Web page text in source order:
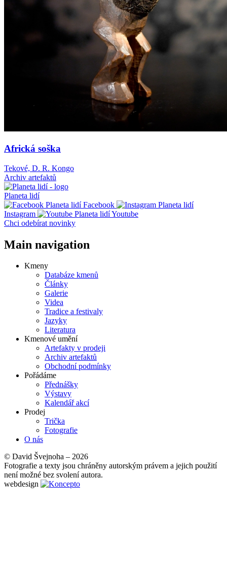
Africká soška
Tekové, D. R. Kongo
Archiv artefaktů
Planeta lidí
Facebook
Instagram
Youtube
Chci odebírat novinky
Main navigation
Kmeny
Databáze kmenů
Články
Galerie
Videa
Tradice a festivaly
Jazyky
Literatura
Kmenové umění
Artefakty v prodeji
Archiv artefaktů
Obchodní podmínky
Pořádáme
Přednášky
Výstavy
Kalendář akcí
Prodej
Trička
Fotografie
O nás
© David Švejnoha – 2026
Fotografie a texty jsou chráněny autorským právem a jejich použití
není možné bez svolení autora.
webdesign